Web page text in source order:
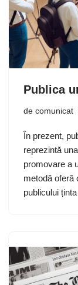
Publica
de comunicat
În prezent,
reprezintă
promovare a
metodă oferă
publicului